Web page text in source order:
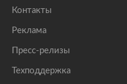
Контакты
Реклама
Пресс-релизы
Техподдержка